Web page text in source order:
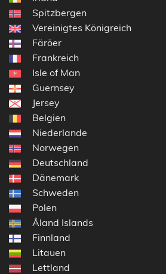
Spitzbergen
Vereinigtes Königreich
Färöer
Frankreich
Isle of Man
Guernsey
Jersey
Belgien
Niederlande
Norwegen
Deutschland
Dänemark
Schweden
Polen
Åland Islands
Finnland
Litauen
Lettland